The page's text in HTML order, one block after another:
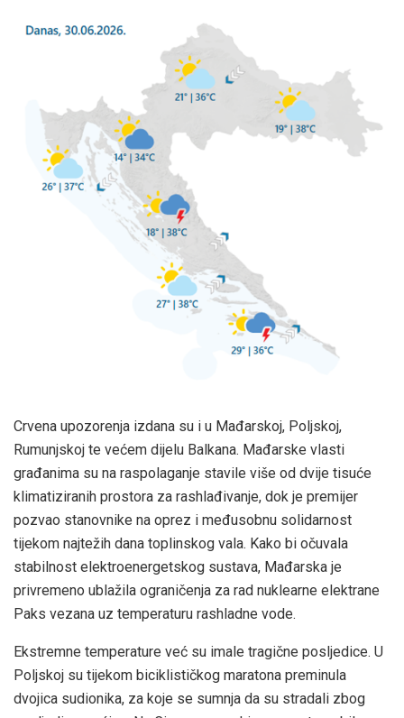
Crvena upozorenja izdana su i u Mađarskoj, Poljskoj,
Rumunjskoj te većem dijelu Balkana. Mađarske vlasti
građanima su na raspolaganje stavile više od dvije tisuće
klimatiziranih prostora za rashlađivanje, dok je premijer
pozvao stanovnike na oprez i međusobnu solidarnost
tijekom najtežih dana toplinskog vala. Kako bi očuvala
stabilnost elektroenergetskog sustava, Mađarska je
privremeno ublažila ograničenja za rad nuklearne elektrane
Paks vezana uz temperaturu rashladne vode.
Ekstremne temperature već su imale tragične posljedice. U
Poljskoj su tijekom biciklističkog maratona preminula
dvojica sudionika, za koje se sumnja da su stradali zbog